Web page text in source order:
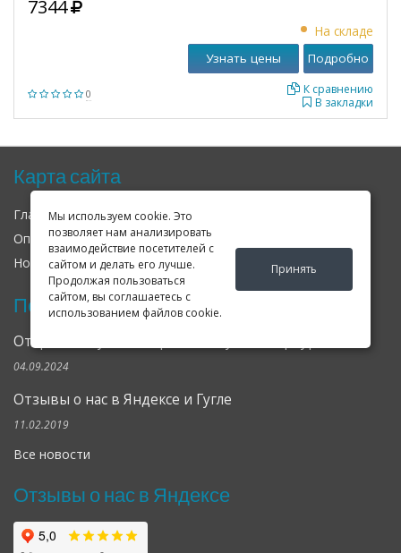
Мы используем cookie. Это
позволяет нам анализировать
взаимодействие посетителей с
сайтом и делать его лучше.
Продолжая пользоваться
сайтом, вы соглашаетесь с
использованием файлов cookie.
Принять
0
7344
На складе
В закладки
К сравнению
Узнать цены Подробно
Карта сайта
Главная О нас
Оплата
Доставка
Новости
Оферта Соглашение
Последние новости
Открылся клубный сервис Geely в Петербурге
04.09.2024
Отзывы о нас в Яндексе и Гугле
11.02.2019
Все новости
Отзывы о нас в Яндексе